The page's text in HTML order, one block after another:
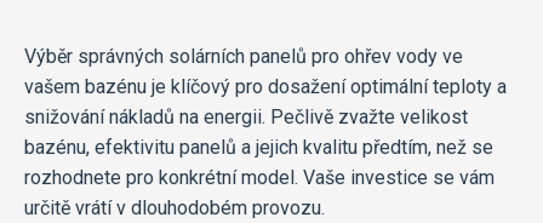
Výběr správných solárních panelů pro ohřev vody ve
vašem bazénu je klíčový pro dosažení optimální teploty a
snižování nákladů na energii. Pečlivě zvažte velikost
bazénu, efektivitu panelů a jejich kvalitu předtím, než se
rozhodnete pro konkrétní model. Vaše investice se vám
určitě vrátí v dlouhodobém provozu.